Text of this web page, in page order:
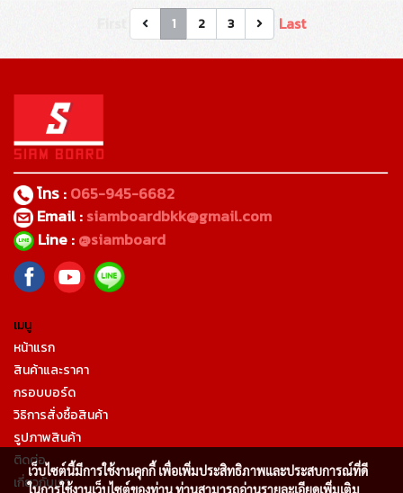
1 2 3 Last
โทร :065-945-6682
Email :siamboardbkk@gmail.com
Line :@siamboard
เมนู
หน้าแรก
สินค้าและราคา
กรอบบอร์ด
วิธิการสั่งซื้อสินค้า
รูปภาพสินค้า
ติดต่อ
เกี่ยวกับเรา
เว็บไซต์นี้มีการใช้งานคุกกี้ เพื่อเพิ่มประสิทธิภาพและประสบการณ์ที่ดี
ในการใช้งานเว็บไซต์ของท่าน ท่านสามารถอ่านรายละเอียดเพิ่มเติม